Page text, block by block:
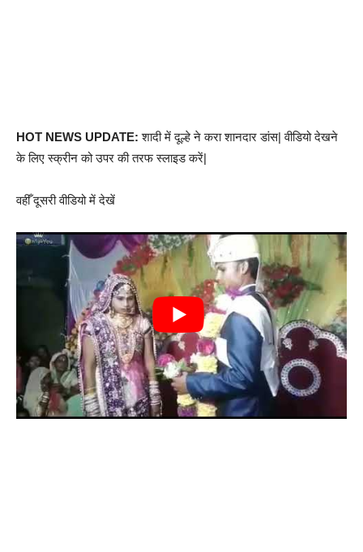
HOT NEWS UPDATE: शादी में दूल्हे ने करा शानदार डांस| वीडियो देखने
के लिए स्क्रीन को उपर की तरफ स्लाइड करें|
वहीँ दूसरी वीडियो में देखें